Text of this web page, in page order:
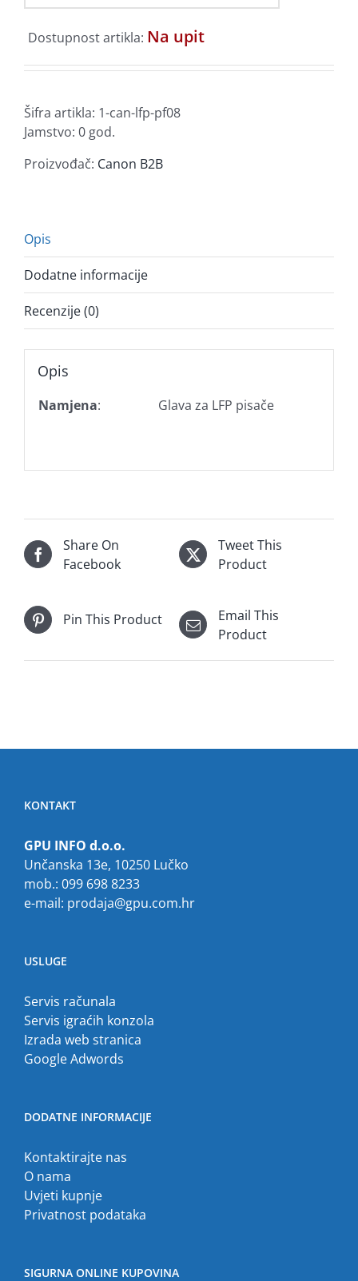
Dostupnost artikla: Na upit
Šifra artikla: 1-can-lfp-pf08
Jamstvo: 0 god.
Proizvođač: Canon B2B
Opis
Dodatne informacije
Recenzije (0)
Opis
Namjena: Glava za LFP pisače
Share On
Facebook
Tweet This
Product
Pin This Product
Email This
Product
KONTAKT
GPU INFO d.o.o.
Unčanska 13e, 10250 Lučko
mob.: 099 698 8233
e-mail: prodaja@gpu.com.hr
USLUGE
Servis računala
Servis igraćih konzola
Izrada web stranica
Google Adwords
DODATNE INFORMACIJE
Kontaktirajte nas
O nama
Uvjeti kupnje
Privatnost podataka
SIGURNA ONLINE KUPOVINA